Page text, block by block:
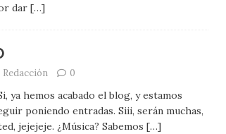
dar […]
Redacción 0
ya hemos acabado el blog, y estamos
poniendo entradas. Siii, serán muchas,
jejejeje. ¿Música? Sabemos […]